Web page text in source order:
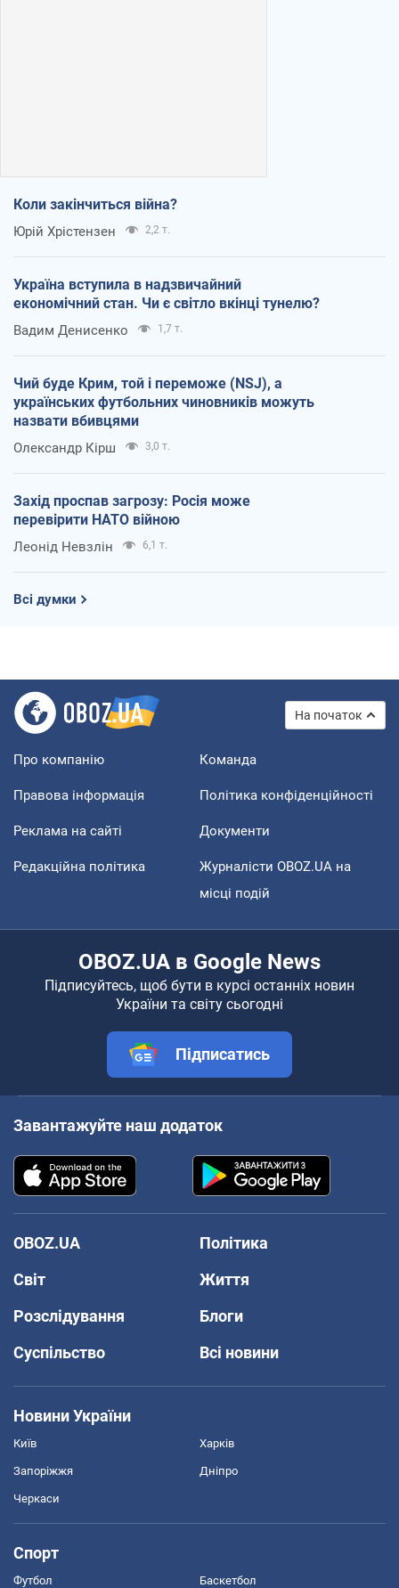
Коли закінчиться війна?
Юрій Хрістензен 2,2 т.
Україна вступила в надзвичайний
економічний стан. Чи є світло вкінці тунелю?
Вадим Денисенко 1,7 т.
Чий буде Крим, той і переможе (NSJ), а
українських футбольних чиновників можуть
назвати вбивцями
Олександр Кірш 3,0 т.
Захід проспав загрозу: Росія може
перевірити НАТО війною
Леонід Невзлін 6,1 т.
Всі думки
На початок
Про компанію Команда
Правова інформація Політика конфіденційності
Реклама на сайті Документи
Редакційна політика
Журналісти OBOZ.UA на
місці подій
OBOZ.UA в Google News
Підписуйтесь, щоб бути в курсі останніх новин
України та світу сьогодні
Підписатись
Завантажуйте наш додаток
OBOZ.UA
Політика
Світ
Життя
Розслідування
Блоги
Суспільство
Всі новини
Новини України
Київ Харків
Запоріжжя Дніпро
Черкаси
Спорт
Футбол Баскетбол